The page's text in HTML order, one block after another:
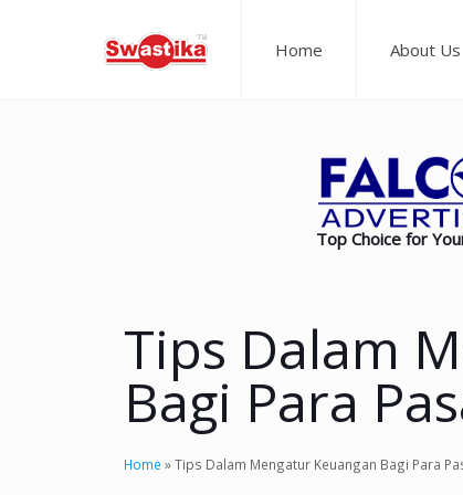
Home About Us
Top Choice for
Tips Dalam
Bagi Para
Home »Tips Dalam Mengatur Keuangan Bagi Para